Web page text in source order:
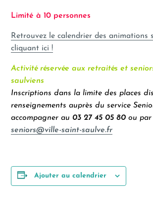
Limité à 10 personnes
Retrouvez le calendrier des animations
cliquant ici !
Activité réservée aux retraités et
saulviens
Inscriptions dans la limite des places
renseignements auprès du service
accompagner au 03 27 45 05 80 ou
seniors@ville-saint-saulve.fr
Ajouter au calendrier